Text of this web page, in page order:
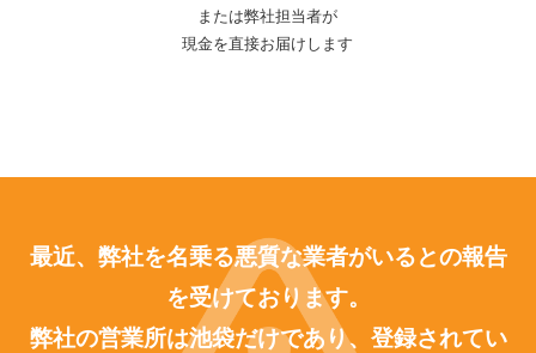
または弊社担当者が
現金を直接お届けします
最近、弊社を名乗る悪質な業者がいるとの報告
を受けております。
弊社の営業所は池袋だけであり、登録されてい